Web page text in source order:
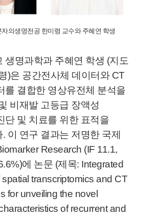
자의생명전공 한미령 교수와 주혜연 학생
생명과학과 주혜연 학생 (지도
)은 공간전사체 데이터와 CT
를 결합한 영상유전체 분석을
비재발 고등급 장액성
단 및 치료를 위한 표적을
이 연구 결과는 저명한 국제
Research (IF 11.1,
에 논문 (제목: Integrated
transcriptomics and CT
for unveiling the novel
of recurrent and